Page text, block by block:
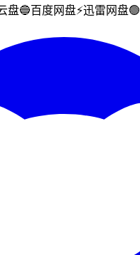
盘🔵百度网盘⚡迅雷网盘🟢